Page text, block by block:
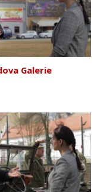
Galerie